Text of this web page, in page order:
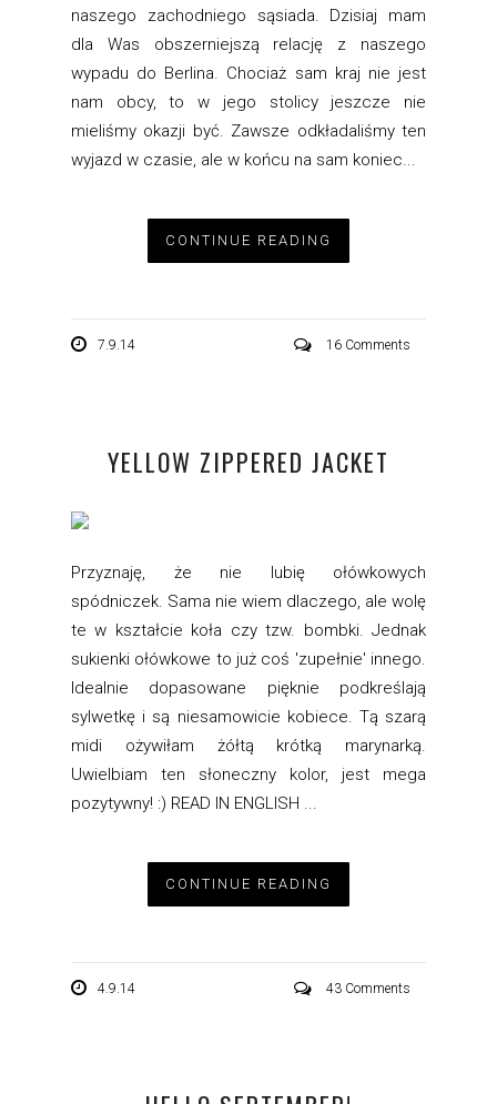
naszego zachodniego sąsiada. Dzisiaj mam
dla Was obszerniejszą relację z naszego
wypadu do Berlina. Chociaż sam kraj nie jest
nam obcy, to w jego stolicy jeszcze nie
mieliśmy okazji być. Zawsze odkładaliśmy ten
wyjazd w czasie, ale w końcu na sam koniec...
CONTINUE READING
7.9.14 16 Comments
YELLOW ZIPPERED JACKET
Przyznaję, że nie lubię ołówkowych
spódniczek. Sama nie wiem dlaczego, ale wolę
te w kształcie koła czy tzw. bombki. Jednak
sukienki ołówkowe to już coś 'zupełnie' innego.
Idealnie dopasowane pięknie podkreślają
sylwetkę i są niesamowicie kobiece. Tą szarą
midi ożywiłam żółtą krótką marynarką.
Uwielbiam ten słoneczny kolor, jest mega
pozytywny! :) READ IN ENGLISH ...
CONTINUE READING
4.9.14 43 Comments